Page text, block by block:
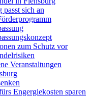
passt sich an
zum Schutz vor
Veranstaltungen
Engergiekosten sparen